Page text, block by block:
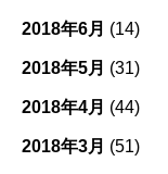
2018年6月 (14)
2018年5月 (31)
2018年4月 (44)
2018年3月 (51)